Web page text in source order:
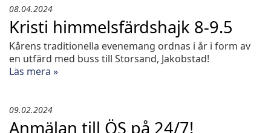
Kristi himmelsfärdshajk 8-9.5
Kårens traditionella evenemang ordnas i år i form av
en utfärd med buss till Storsand, Jakobstad!
Läs mera »
08.04.2024
Anmälan till ÖS på 24/7!
09.02.2024